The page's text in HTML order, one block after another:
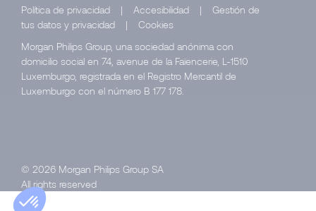
Política de privacidad | Accesibilidad |
Gestión de
tus datos y privacidad
|
Cookies
Morgan Philips Group, una sociedad anónima con
domicilio social en 74, avenue de la Faïencerie, L-1510
Luxemburgo, registrada en el Registro Mercantil de
Luxemburgo con el número B 177 178.
© 2026 Morgan Philips Group SA
All rights reserved